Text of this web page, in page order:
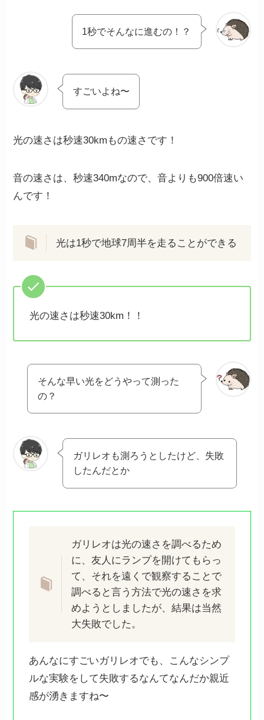
1秒でそんなに進むの！？
すごいよね〜
光の速さは秒速30kmもの速さです！
音の速さは、秒速340mなので、音よりも900倍速い
んです！
光は1秒で地球7周半を走ることができる
光の速さは秒速30km！！
そんな早い光をどうやって測った
の？
ガリレオも測ろうとしたけど、失敗
したんだとか
ガリレオは光の速さを調べるため
に、友人にランプを開けてもらっ
て、それを遠くで観察することで
調べると言う方法で光の速さを求
めようとしましたが、結果は当然
大失敗でした。
あんなにすごいガリレオでも、こんなシンプ
ルな実験をして失敗するなんてなんだか親近
感が湧きますね〜